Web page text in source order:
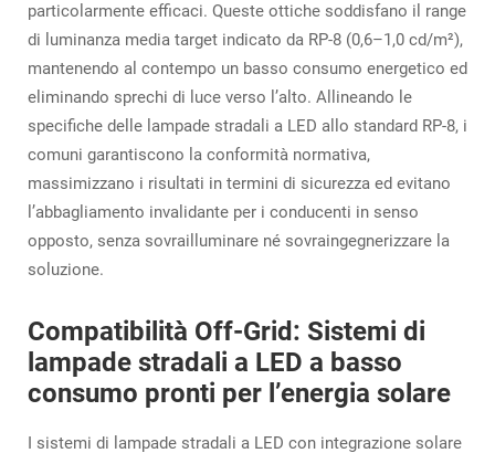
particolarmente efficaci. Queste ottiche soddisfano il range
di luminanza media target indicato da RP-8 (0,6–1,0 cd/m²),
mantenendo al contempo un basso consumo energetico ed
eliminando sprechi di luce verso l’alto. Allineando le
specifiche delle lampade stradali a LED allo standard RP-8, i
comuni garantiscono la conformità normativa,
massimizzano i risultati in termini di sicurezza ed evitano
l’abbagliamento invalidante per i conducenti in senso
opposto, senza sovrailluminare né sovraingegnerizzare la
soluzione.
Compatibilità Off-Grid: Sistemi di
lampade stradali a LED a basso
consumo pronti per l’energia solare
I sistemi di lampade stradali a LED con integrazione solare